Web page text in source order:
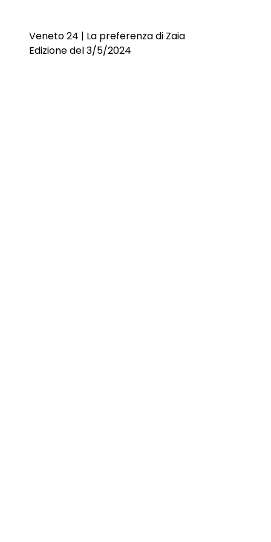
Veneto 24 | La preferenza di Zaia
Edizione del 3/5/2024